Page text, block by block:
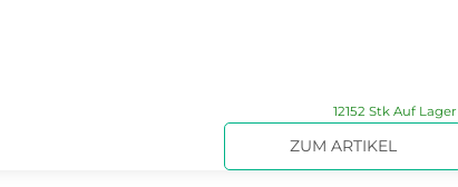
12152 Stk Auf Lager
ZUM ARTIKEL